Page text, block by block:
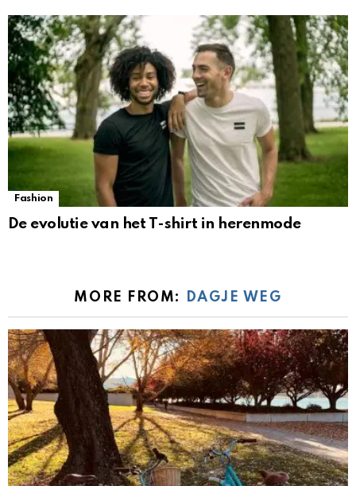
Fashion
De evolutie van het T-shirt in herenmode
MORE FROM: DAGJE WEG